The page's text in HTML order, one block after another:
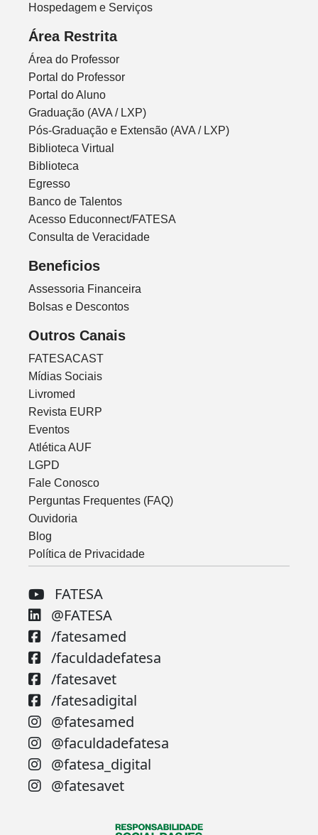
Hospedagem e Serviços
Área Restrita
Área do Professor
Portal do Professor
Portal do Aluno
Graduação (AVA / LXP)
Pós-Graduação e Extensão (AVA / LXP)
Biblioteca Virtual
Biblioteca
Egresso
Banco de Talentos
Acesso Educonnect/FATESA
Consulta de Veracidade
Beneficios
Assessoria Financeira
Bolsas e Descontos
Outros Canais
FATESACAST
Mídias Sociais
Livromed
Revista EURP
Eventos
Atlética AUF
LGPD
Fale Conosco
Perguntas Frequentes (FAQ)
Ouvidoria
Blog
Política de Privacidade
FATESA
@FATESA
/fatesamed
/faculdadefatesa
/fatesavet
/fatesadigital
@fatesamed
@faculdadefatesa
@fatesa_digital
@fatesavet